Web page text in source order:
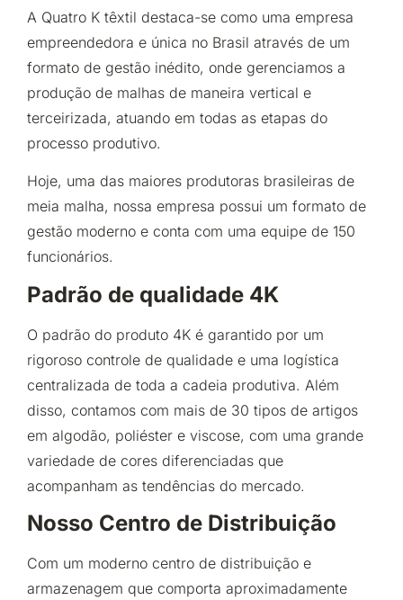
A Quatro K têxtil destaca-se como uma empresa
empreendedora e única no Brasil através de um
formato de gestão inédito, onde gerenciamos a
produção de malhas de maneira vertical e
terceirizada, atuando em todas as etapas do
processo produtivo.
Hoje, uma das maiores produtoras brasileiras de
meia malha, nossa empresa possui um formato de
gestão moderno e conta com uma equipe de 150
funcionários.
Padrão de qualidade 4K
O padrão do produto 4K é garantido por um
rigoroso controle de qualidade e uma logística
centralizada de toda a cadeia produtiva. Além
disso, contamos com mais de 30 tipos de artigos
em algodão, poliéster e viscose, com uma grande
variedade de cores diferenciadas que
acompanham as tendências do mercado.
Nosso Centro de Distribuição
Com um moderno centro de distribuição e
armazenagem que comporta aproximadamente